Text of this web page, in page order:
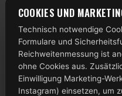
www.radlstall.com
ÖFFNUNGSZEITEN
Montag: geschlossen
Di – Fr: 10:00 – 18:00
Samstag: 09:00 – 13:00
COOKIES UND
Technisch notwendige
Formulare und
Reichweitenmessung ist
ohne Cookies aus.
Einwilligung Marketing-
Instagram) einsetzen, um